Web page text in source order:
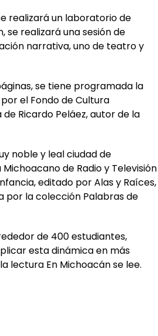
realizará un laboratorio de
se realizará una sesión de
narrativa, uno de teatro y
se tiene programada la
el Fondo de Cultura
Ricardo Peláez, autor de la
noble y leal ciudad de
de Radio y Televisión
editado por Alas y Raíces,
por la colección Palabras de
de 400 estudiantes,
esta dinámica en más
lectura En Michoacán se lee.